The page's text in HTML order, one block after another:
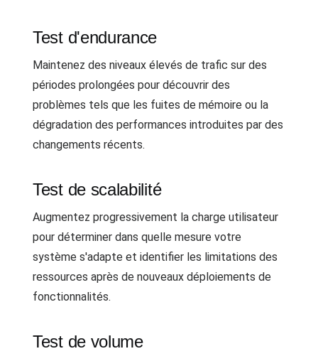
Test d'endurance
Maintenez des niveaux élevés de trafic sur des
périodes prolongées pour découvrir des
problèmes tels que les fuites de mémoire ou la
dégradation des performances introduites par des
changements récents.
Test de scalabilité
Augmentez progressivement la charge utilisateur
pour déterminer dans quelle mesure votre
système s'adapte et identifier les limitations des
ressources après de nouveaux déploiements de
fonctionnalités.
Test de volume